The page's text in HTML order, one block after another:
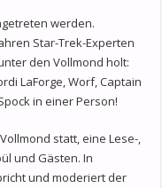
werden.
Star-Trek-Experten
den Vollmond holt:
LaForge, Worf, Captain
in einer Person!
statt, eine Lese-,
und Gästen. In
und moderiert der